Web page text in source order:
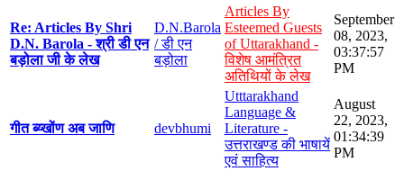
Re: Articles By Shri
D.N. Barola - श्री डी एन
बड़ोला जी के लेख
D.N.Barola
/ डी एन
बड़ोला
Articles By
Esteemed Guests
of Uttarakhand -
विशेष आमंत्रित
अतिथियों के लेख
September
08, 2023,
03:37:57
PM
गीत ब्य्खोंण अब जाणि devbhumi
Utttarakhand
Language &
Literature -
उत्तराखण्ड की भाषायें
एवं साहित्य
August
22, 2023,
01:34:39
PM